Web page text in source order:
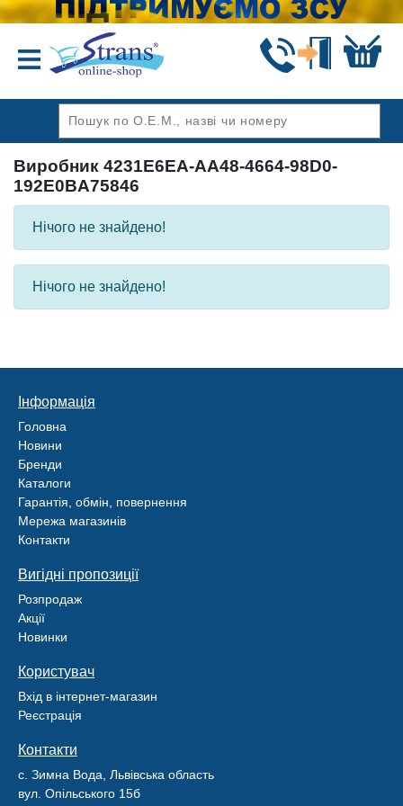
Виробник 4231E6EA-AA48-4664-98D0-
192E0BA75846
Нічого не знайдено!
Нічого не знайдено!
Інформація
Головна
Новини
Бренди
Каталоги
Гарантія, обмін, повернення
Мережа магазинів
Контакти
Вигідні пропозиції
Розпродаж
Акції
Новинки
Користувач
Вхід в інтернет-магазин
Реєстрація
Контакти
с. Зимна Вода, Львівська область
вул. Опільського 15б